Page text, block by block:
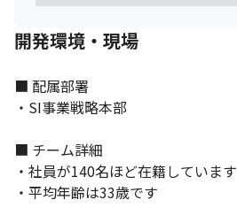
それぞれの強みを伸ばせる環境です。
開発環境・現場
■ 配属部署
・SI事業戦略本部
■ チーム詳細
・社員が140名ほど在籍しています
・平均年齢は33歳です